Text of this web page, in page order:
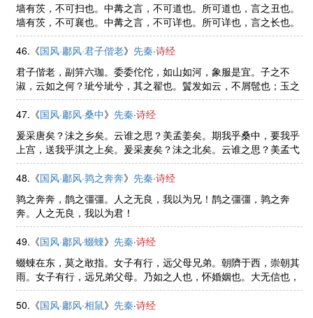
墙有茨，不可扫也。中冓之言，不可道也。所可道也，言之丑也。
墙有茨，不可襄也。中冓之言，不可详也。所可详也，言之长也。
墙有茨，不可束也。中冓之言，不可读也。所可读也，言之辱也。
46.《国风·鄘风·君子偕老》先秦·诗经
君子偕老，副笄六珈。委委佗佗，如山如河，象服是宜。子之不
淑，云如之何？玼兮玼兮，其之翟也。鬒发如云，不屑髢也；玉之
瑱也，象之揥也，扬且之皙也。胡然而天也？胡然而帝也？瑳兮瑳
兮，其之展也。蒙彼绉絺，是绁 ......
47.《国风·鄘风·桑中》先秦·诗经
爰采唐矣？沬之乡矣。云谁之思？美孟姜矣。期我乎桑中，要我乎
上宫，送我乎淇之上矣。爰采麦矣？沬之北矣。云谁之思？美孟弋
矣。期我乎桑中，要我乎上宫，送我乎淇之上矣。爰采葑矣？沬之
东矣。云谁之思？美孟庸矣。 ......
48.《国风·鄘风·鹑之奔奔》先秦·诗经
鹑之奔奔，鹊之彊彊。人之无良，我以为兄！鹊之彊彊，鹑之奔
奔。人之无良，我以为君！
49.《国风·鄘风·蝃蝀》先秦·诗经
蝃蝀在东，莫之敢指。女子有行，远父母兄弟。朝隮于西，崇朝其
雨。女子有行，远兄弟父母。乃如之人也，怀婚姻也。大无信也，
不知命也！
50.《国风·鄘风·相鼠》先秦·诗经